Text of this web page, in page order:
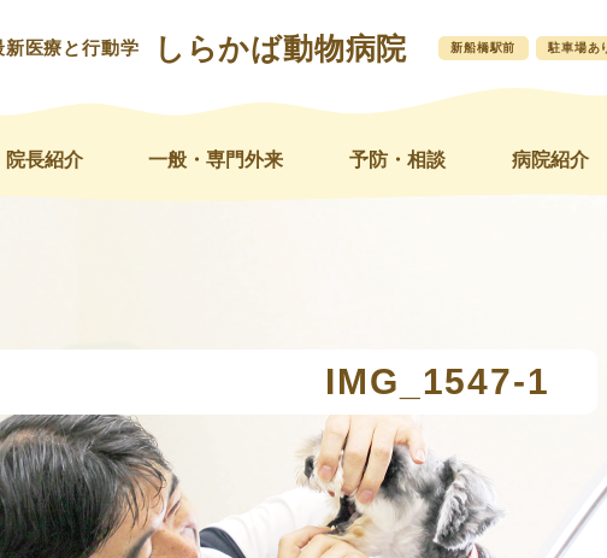
新医療と行動学 しらかば動物病院 新船橋駅前 駐車場あ
院長紹介 一般・専門外来 予防・相談 病院紹介
IMG_1547-1